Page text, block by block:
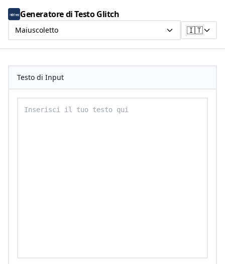
Generatore di Testo Glitch
Maiuscoletto 🇮🇹
Testo di Input